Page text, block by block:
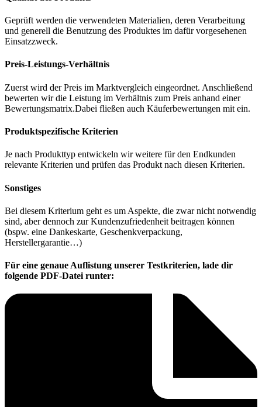
Geprüft werden die verwendeten Materialien, deren Verarbeitung
und generell die Benutzung des Produktes im dafür vorgesehenen
Einsatzzweck.
Preis-Leistungs-Verhältnis
Zuerst wird der Preis im Marktvergleich eingeordnet. Anschließend
bewerten wir die Leistung im Verhältnis zum Preis anhand einer
Bewertungsmatrix.Dabei fließen auch Käuferbewertungen mit ein.
Produktspezifische Kriterien
Je nach Produkttyp entwickeln wir weitere für den Endkunden
relevante Kriterien und prüfen das Produkt nach diesen Kriterien.
Sonstiges
Bei diesem Kriterium geht es um Aspekte, die zwar nicht notwendig
sind, aber dennoch zur Kundenzufriedenheit beitragen können
(bspw. eine Dankeskarte, Geschenkverpackung,
Herstellergarantie…)
Für eine genaue Auflistung unserer Testkriterien, lade dir
folgende PDF-Datei runter: